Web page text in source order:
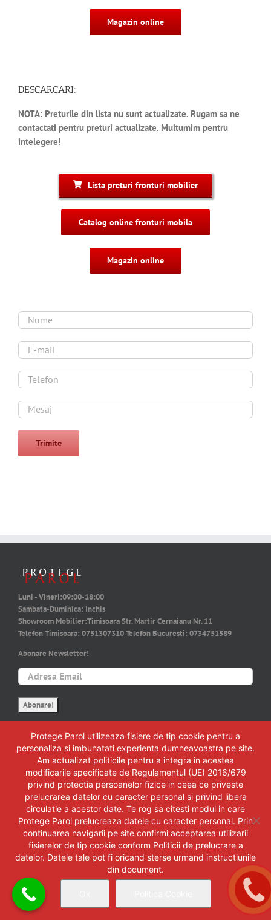
Magazin online
DESCARCARI:
NOTA: Preturile din lista nu sunt actualizate. Rugam sa ne
contactati pentru preturi actualizate. Multumim pentru
intelegere!
Lista preturi fronturi mobilier
Catalog online fronturi mobila
Magazin online
Luni - Vineri:09:00-18:00
Sambata-Duminica: Inchis
Showroom Mobilier:Timisoara Str. Martir Cernaianu Nr. 11
Telefon Timisoara: 0751307310Telefon Bucuresti: 0734751589
Abonare Newsletter!
ULTIMELE NOUTATI
Uși tip rulou REHAU pentru mobilier: acolo unde o ușă obișnuită
încurcă
HPL Compact pentru mobilierul care trebuie să semene cu tine
Nett Front – Noutati de primavara
Mi-a rămas lipici pe mobilă și nu mai văd decât mizeria
UTILE
Oferte
accesorii
Blog Protege Parol
Protege Parol utilizeaza fisiere de tip cookie pentru a
personaliza si imbunatati experienta dumneavoastra pe site.
Am actualizat politicile pentru a integra in acestea
modificarile specificate de Regulamentul (UE) 2016/679
privind protectia persoanelor fizice in ceea ce priveste
prelucrarea datelor cu caracter personal si privind libera
circulatie a acestor date. Te rog sa citesti modul in care
Protege Parol prelucreaza datele cu caracter personal. Prin
continuarea navigarii pe site confirmi acceptarea utilizarii
fisierelor de tip cookie conform Politicii de prelucrare a
datelor. Datele tale pot fi oricand sterse urmand instructiunile
din document.